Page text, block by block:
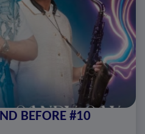
BEFORE #10